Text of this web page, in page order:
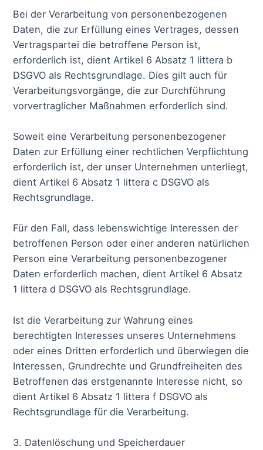
Bei der Verarbeitung von personenbezogenen
Daten, die zur Erfüllung eines Vertrages, dessen
Vertragspartei die betroffene Person ist,
erforderlich ist, dient Artikel 6 Absatz 1 littera b
DSGVO als Rechtsgrundlage. Dies gilt auch für
Verarbeitungsvorgänge, die zur Durchführung
vorvertraglicher Maßnahmen erforderlich sind.
Soweit eine Verarbeitung personenbezogener
Daten zur Erfüllung einer rechtlichen Verpflichtung
erforderlich ist, der unser Unternehmen unterliegt,
dient Artikel 6 Absatz 1 littera c DSGVO als
Rechtsgrundlage.
Für den Fall, dass lebenswichtige Interessen der
betroffenen Person oder einer anderen natürlichen
Person eine Verarbeitung personenbezogener
Daten erforderlich machen, dient Artikel 6 Absatz
1 littera d DSGVO als Rechtsgrundlage.
Ist die Verarbeitung zur Wahrung eines
berechtigten Interesses unseres Unternehmens
oder eines Dritten erforderlich und überwiegen die
Interessen, Grundrechte und Grundfreiheiten des
Betroffenen das erstgenannte Interesse nicht, so
dient Artikel 6 Absatz 1 littera f DSGVO als
Rechtsgrundlage für die Verarbeitung.
3. Datenlöschung und Speicherdauer